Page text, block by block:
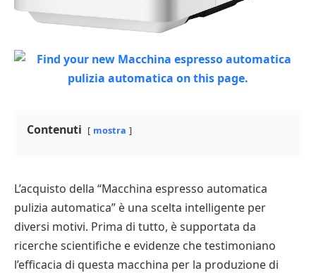
Contenuti mostra
L’acquisto della “Macchina espresso automatica
pulizia automatica” è una scelta intelligente per
diversi motivi. Prima di tutto, è supportata da
ricerche scientifiche e evidenze che testimoniano
l’efficacia di questa macchina per la produzione di